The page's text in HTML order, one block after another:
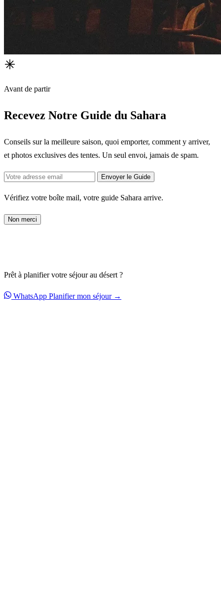
Avant de partir
Recevez Notre Guide du Sahara
Conseils sur la meilleure saison, quoi emporter, comment y arriver,
et photos exclusives des tentes. Un seul envoi, jamais de spam.
Envoyer le Guide
Vérifiez votre boîte mail, votre guide Sahara arrive.
Non merci
Prêt à planifier votre séjour au désert ?
WhatsApp Planifier mon séjour →